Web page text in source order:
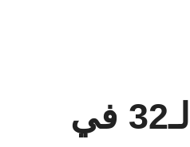
بلجيكا تكتسح نيوزيلندا بخماسية وتتأهل متصدرة إلى دور الـ32 في